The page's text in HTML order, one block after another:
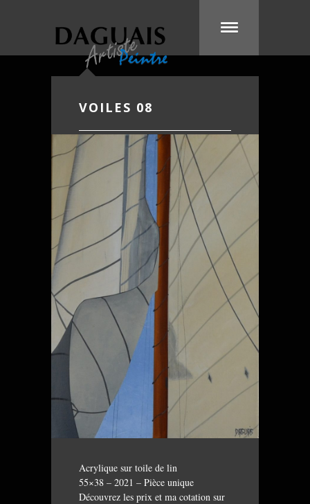
VOILES 08
Acrylique sur toile de lin
55×38 – 2021 – Pièce unique
Découvrez les prix et ma cotation sur